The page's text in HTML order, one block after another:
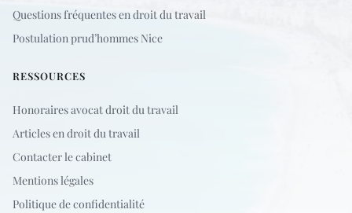
Questions fréquentes en droit du travail
Postulation prud’hommes Nice
RESSOURCES
Honoraires avocat droit du travail
Articles en droit du travail
Contacter le cabinet
Mentions légales
Politique de confidentialité